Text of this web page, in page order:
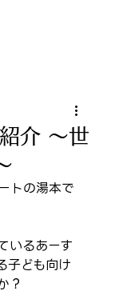
介 〜世
トの湯本で
いるあーす
子ども向け
？